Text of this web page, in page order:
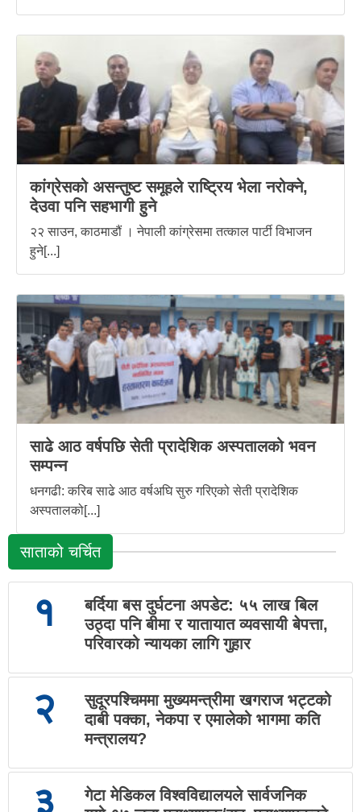
कांग्रेसको असन्तुष्ट समूहले राष्ट्रिय भेला नरोक्ने,
देउवा पनि सहभागी हुने
२२ साउन, काठमाडौं । नेपाली कांग्रेसमा तत्काल पार्टी विभाजन
हुने[...]
साढे आठ वर्षपछि सेती प्रादेशिक अस्पतालको भवन
सम्पन्न
धनगढी: करिब साढे आठ वर्षअघि सुरु गरिएको सेती प्रादेशिक
अस्पतालको[...]
साताको चर्चित
१
बर्दिया बस दुर्घटना अपडेट: ५५ लाख बिल
उठ्दा पनि बीमा र यातायात व्यवसायी बेपत्ता,
परिवारको न्यायका लागि गुहार
२
सुदूरपश्चिममा मुख्यमन्त्रीमा खगराज भट्टको
दाबी पक्का, नेकपा र एमालेको भागमा कति
मन्त्रालय?
३
गेटा मेडिकल विश्वविद्यालयले सार्वजनिक